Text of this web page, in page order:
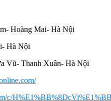
Hoàng Mai- Hà Nội
Hà Nội
Vũ- Thanh Xuân- Hà Nội
c/